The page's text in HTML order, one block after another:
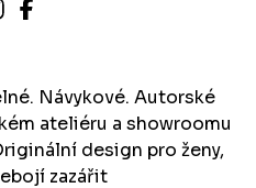
Návykové. Autorské
ateliéru a showroomu
design pro ženy,
zazářit